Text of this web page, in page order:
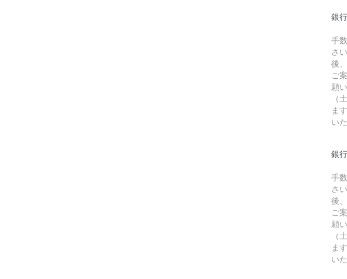
銀
手
さ
後
ご
願
（
ま
い
銀
手
さ
後
ご
願
（
ま
い